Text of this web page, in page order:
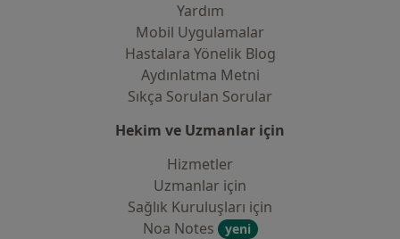
Yardım
Mobil Uygulamalar
Hastalara Yönelik Blog
Aydınlatma Metni
Sıkça Sorulan Sorular
Hekim ve Uzmanlar için
Hizmetler
Uzmanlar için
Sağlık Kuruluşları için
Noa Notes
yeni